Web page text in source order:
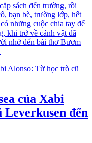
sách đến trường, rồi
bạn bè, trường lớp, hết
những cuộc chia tay để
khi trở về cảnh vật đã
nhớ đến bài thơ Bươm
của Xabi
đến